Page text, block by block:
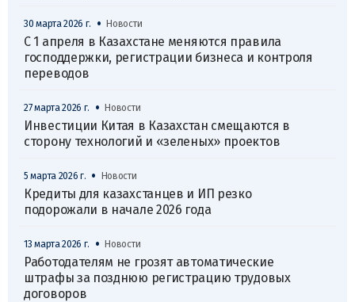
30 марта 2026 г. • Новости
С 1 апреля в Казахстане меняются правила
господдержки, регистрации бизнеса и контроля
переводов
27 марта 2026 г. • Новости
Инвестиции Китая в Казахстан смещаются в
сторону технологий и «зеленых» проектов
5 марта 2026 г. • Новости
Кредиты для казахстанцев и ИП резко
подорожали в начале 2026 года
13 марта 2026 г. • Новости
Работодателям не грозят автоматические
штрафы за позднюю регистрацию трудовых
договоров